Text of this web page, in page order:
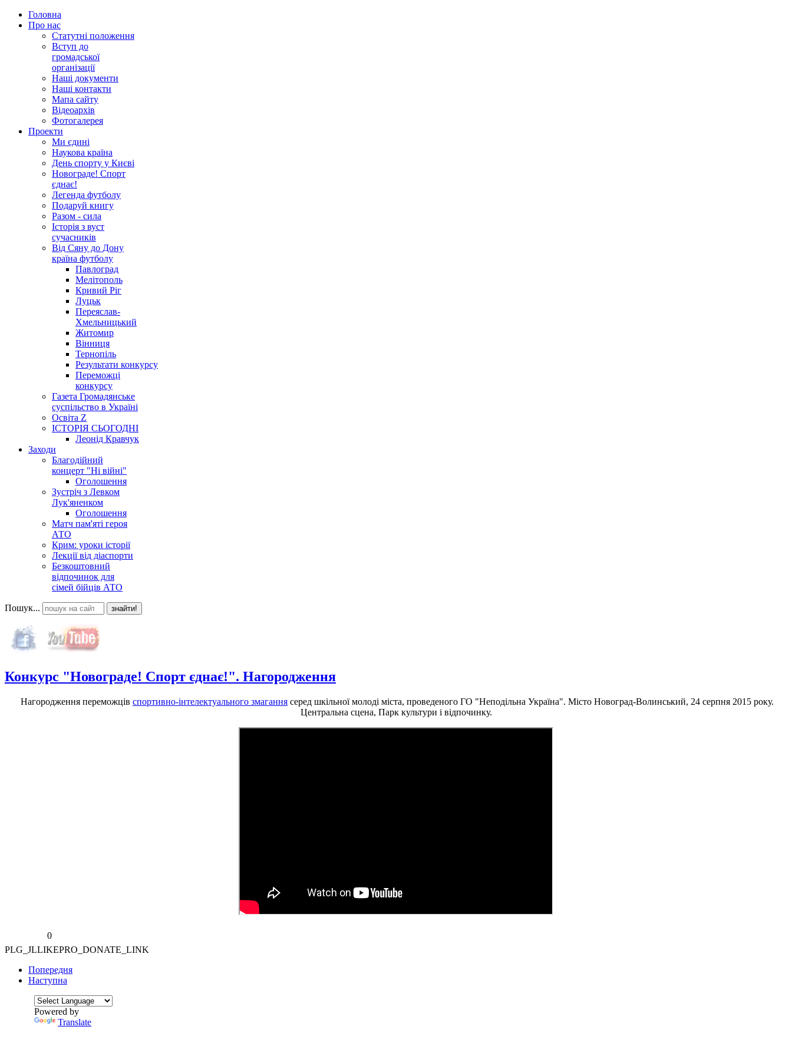
Головна
Про нас
Статутні положення
Вступ до
громадської
організації
Наші документи
Наші контакти
Мапа сайту
Відеоархів
Фотогалерея
Проекти
Ми єдині
Наукова країна
День спорту у Києві
Новограде! Спорт
єднає!
Легенда футболу
Подаруй книгу
Разом - сила
Історія з вуст
сучасників
Від Сяну до Дону
країна футболу
Павлоград
Мелітополь
Кривий Ріг
Луцьк
Переяслав-
Хмельницький
Житомир
Вінниця
Тернопіль
Результати конкурсу
Переможці
конкурсу
Газета Громадянське
суспільство в Україні
Освіта Z
ІСТОРІЯ СЬОГОДНІ
Леонід Кравчук
Заходи
Благодійний
концерт "Ні війні"
Оголошення
Зустріч з Левком
Лук'яненком
Оголошення
Матч пам'яті героя
АТО
Крим: уроки історії
Лекції від діаспорти
Безкоштовний
відпочинок для
сімей бійців АТО
Пошук... знайти!
Конкурс "Новограде! Спорт єднає!". Нагородження
Нагородження переможців спортивно-інтелектуального змагання серед шкільної молоді міста, проведеного ГО "Неподільна Україна". Місто Новоград-Волинський, 24 серпня 2015 року.
Центральна сцена, Парк культури і відпочинку.
0
PLG_JLLIKEPRO_DONATE_LINK
Попередня
Наступна
Powered by
Translate